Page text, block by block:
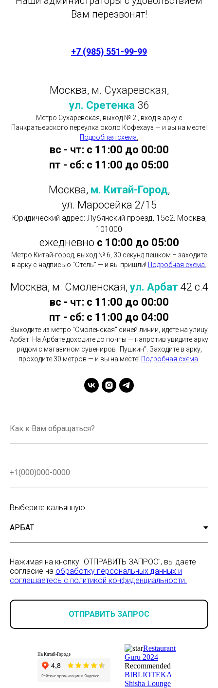
Вам перезвонят!
+7 (985) 551-99-99
Москва, м. Сухаревская,
ул. Сретенка 36
Метро Сухаревская, выход № 2 , вход в арку с
Панкратьевского переулка около Кофехауз — и вы на месте!
Подробная схема
вс - чт: с 11:00 до 00:00
пт - сб: с 11:00 до 05:00
Москва, м. Китай-Город,
ул. Маросейка 2/15
Юридический адрес: Лубянский проезд, 15с2, Москва,
101000
ежедневно с 10:00 до 05:00
Метро Китай-город, выход № 6, 30 секунд пешком – заходите
в арку с надписью "Отель" — и вы пришли! Подробная схема
Москва, м. Смоленская,ул. Арбат 42 с.4
вс - чт: с 11:00 до 00:00
пт - сб: с 11:00 до 04:00
Выходите из метро "Смоленская" синей линии, идёте на улицу
Арбат. На Арбате доходите до почты — напротив увидите арку
рядом с магазином сувениров "Пушкин". Заходите в арку,
проходите 30 метров — и вы на месте! Подробная схема
Выберите кальянную
Нажимая на кнопку "ОТПРАВИТЬ ЗАПРОС", вы даете
согласие на обработку персональных данных и
соглашаетесь c политикой конфиденциальности.
ОТПРАВИТЬ ЗАПРОС
На Китай-Городе
Restaurant
Guru 2024
Recommended
BIBLIOTEKA
Shisha Lounge